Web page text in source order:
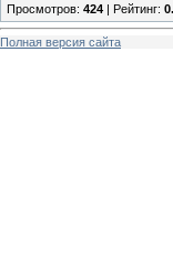
Просмотров: 424 | Рейтинг:
Полная версия сайта